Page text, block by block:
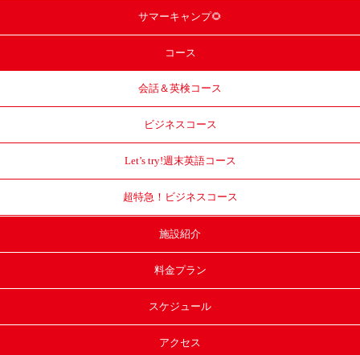
サマーキャンプ🌻
コース
会話＆英検コース
ビジネスコース
Let’s try!週末英語コース
超特急！ ビジネスコース
施設紹介
料金プラン
スケジュール
アクセス